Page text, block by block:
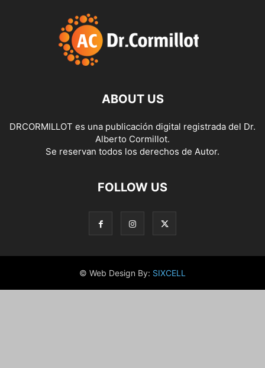
ABOUT US
DRCORMILLOT es una publicación digital registrada del Dr.
Alberto Cormillot.
Se reservan todos los derechos de Autor.
FOLLOW US
© Web Design By: SIXCELL